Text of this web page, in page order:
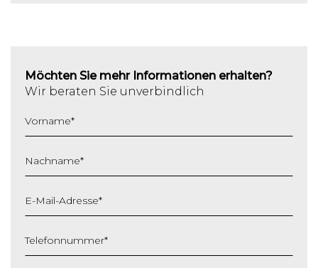
Möchten Sie mehr Informationen erhalten?
Wir beraten Sie unverbindlich
Vorname*
Nachname*
E-Mail-Adresse*
Telefonnummer*